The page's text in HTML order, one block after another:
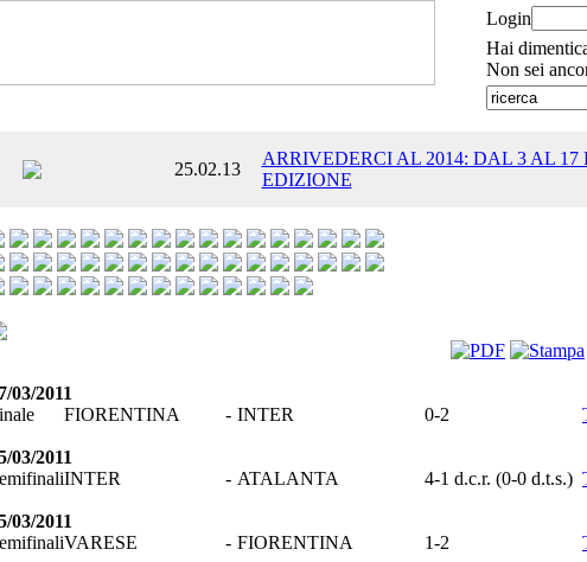
Login
Hai
Non sei
25.02.13
ARRIVEDERCI AL 2014: DAL 3 AL 17
EDIZIONE
03/2011
FIORENTINA - INTER 0-2
03/2011
INTER - ATALANTA 4-1 d.c.r. (0-0 d.t.s.)
03/2011
VARESE - FIORENTINA 1-2